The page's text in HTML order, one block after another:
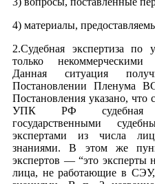
4) материалы,
2.Судебная экспертиза по
только некоммерческими
Данная ситуация
Постановлении
Постановления указано, что
УПК РФ судебная
государственными
экспертами из числа
знаниями. В этом же
экспертов — “это эксперты
лица, не работающие в